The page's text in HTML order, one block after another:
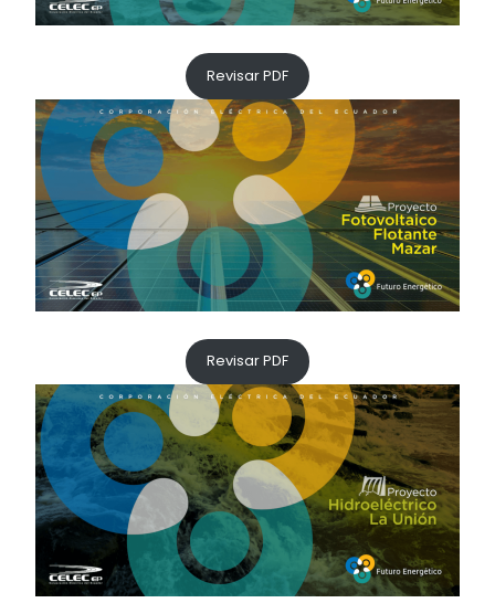
Revisar PDF
Revisar PDF